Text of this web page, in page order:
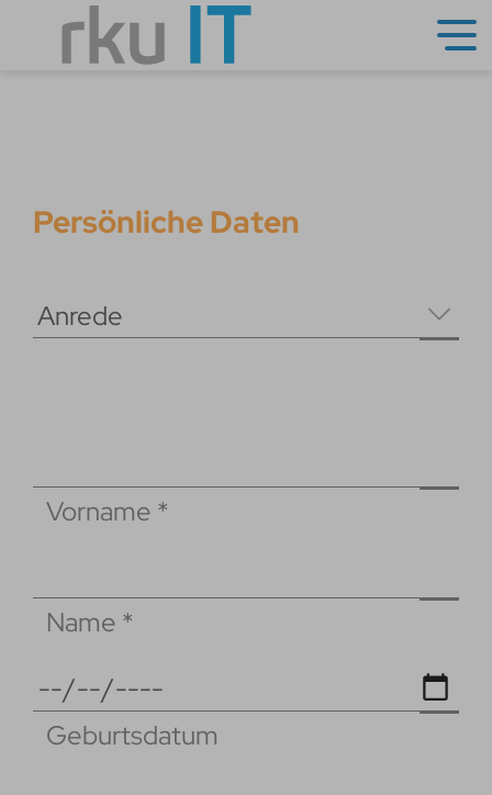
Persönliche Daten
Anrede
Vorname *
Name *
Geburtsdatum